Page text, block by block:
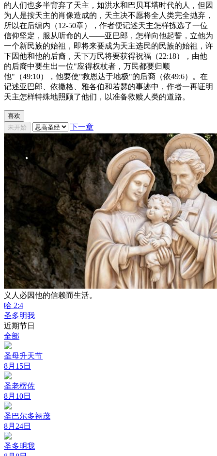
的人们也多半背弃了天主，如洪水和巴贝耳塔时代的人，但因
为人是按天主的肖像造成的，天主决不愿将全人类完全抛弃，
所以在后编内（12-50章），作者便记述天主怎样拣选了一位
信仰坚定，服从听命的人——亚巴郎，怎样向他起誓，立他为
一个新民族的始祖，即将来要成为天主选民的民族的始祖，许
下因他和他的后裔，天下万民将要获得祝福（22:18），由他
的后裔中要生出一位"应得权杖者，万民都要归顺
他"（49:10），他要使"救恩达于地极"的后裔（依49:6）。在
记述亚巴郎、依撒格、雅各伯和若瑟的事迹中，作者一再证明
天主怎样特殊地照顾了他们，以准备救赎人类的道路。
喜欢
未开始
下一章
义人必因他的信赖而生活。
哈 2:4
圣多明我
近期节日
全部
圣母升天节
8月15日
圣老楞佐
8月10日
圣巴尔多禄茂
8月24日
圣多明我